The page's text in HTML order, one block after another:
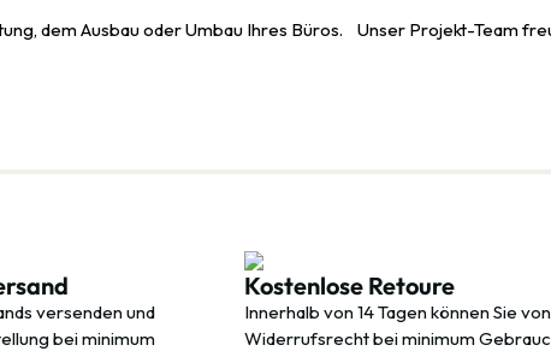
dem Ausbau oder Umbau Ihres Büros. Unser Projekt-Team
versenden und
bei minimum
Kostenlose Retoure
Innerhalb von 14 Tagen können Sie
Widerrufsrecht bei minimum